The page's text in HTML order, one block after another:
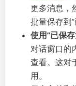
更多消息，
批量保存到“
使用“已保
对话窗口的
查看。这对
用。